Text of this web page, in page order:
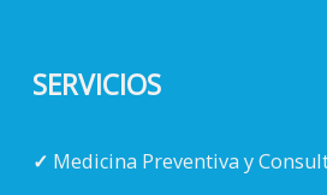
SERVICIOS
✓ Medicina Preventiva y